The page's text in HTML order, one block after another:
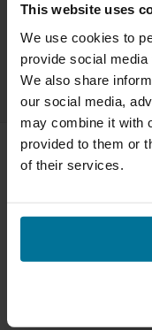
This website uses
We use cookies to
provide social media
We also share
our social media,
may combine it with
provided to them or
of their services.
tel: +31180 - 512555
e-mail:
KvK nr. 24321853
BTW nr. NL
Vind een
Shop Qibbel